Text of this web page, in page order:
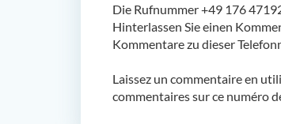
Die Rufnummer +49 176
Hinterlassen Sie einen
Kommentare zu dieser
Laissez un commentaire en
commentaires sur ce numéro